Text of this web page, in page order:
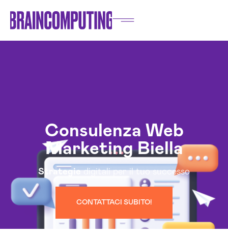
Consulenza Web
Marketing Biella
Strategiedigitali per il tuo successo
CONTATTACI SUBITO!